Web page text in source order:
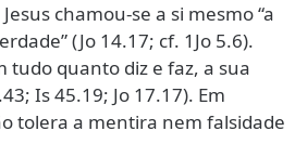
Jesus chamou-se a si mesmo “a
(Jo 14.17; cf. 1Jo 5.6).
tudo quanto diz e faz, a sua
Is 45.19; Jo 17.17). Em
tolera a mentira nem falsidade